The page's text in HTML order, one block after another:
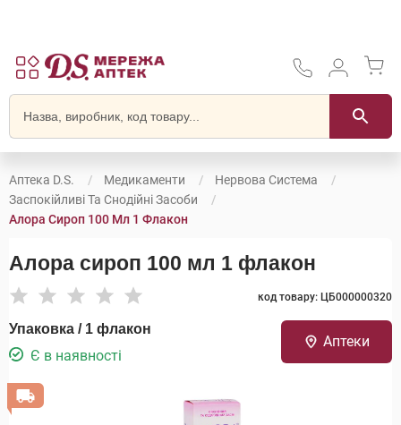
Аптека D.S. Медикаменти
Нервова Система
Заспокійливі Та Снодійні Засоби
Алора Сироп 100 Мл 1 Флакон
Алора сироп 100 мл 1 флакон
код товару: ЦБ000000320
Упаковка / 1 флакон
Є в наявності
Аптеки